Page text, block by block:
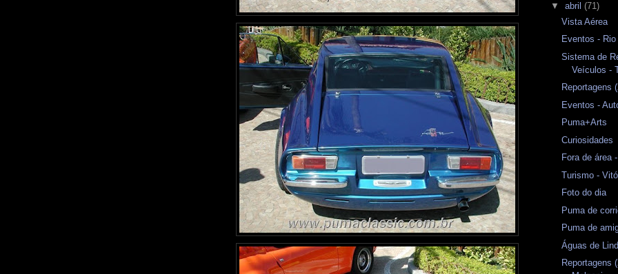
▼ abril (71)
Vista Aérea
Eventos -
Sistema de
Veículos -
Reportagens
Eventos -
Puma+Arts
Curiosidades
Fora de área
Turismo -
Foto do dia
Puma de
Puma de
Águas de
Reportagens